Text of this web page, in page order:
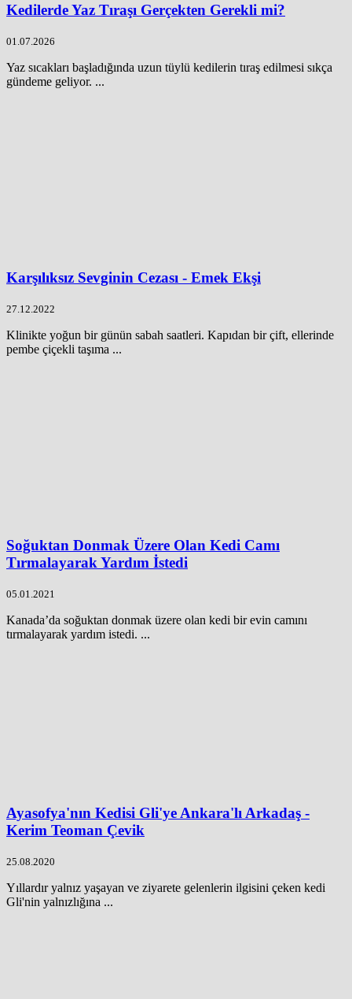
Kedilerde Yaz Tıraşı Gerçekten Gerekli mi?
01.07.2026
Yaz sıcakları başladığında uzun tüylü kedilerin tıraş edilmesi sıkça
gündeme geliyor. ...
Karşılıksız Sevginin Cezası - Emek Ekşi
27.12.2022
Klinikte yoğun bir günün sabah saatleri. Kapıdan bir çift, ellerinde
pembe çiçekli taşıma ...
Soğuktan Donmak Üzere Olan Kedi Camı
Tırmalayarak Yardım İstedi
05.01.2021
Kanada’da soğuktan donmak üzere olan kedi bir evin camını
tırmalayarak yardım istedi. ...
Ayasofya'nın Kedisi Gli'ye Ankara'lı Arkadaş -
Kerim Teoman Çevik
25.08.2020
Yıllardır yalnız yaşayan ve ziyarete gelenlerin ilgisini çeken kedi
Gli'nin yalnızlığına ...